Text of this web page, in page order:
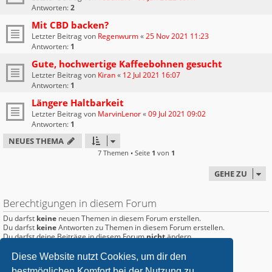
Diese Website nutzt Cookies, um dir den
Antworten:2
Mit CBD backen?
Letzter Beitrag von Regenwurm«25 Nov 2021 11:23
Antworten: 1
Gute, hochwertige Kaffeebohnen gesucht
Letzter Beitrag von Kiran« 12 Jul 2021 16:07
Antworten: 1
Längere Haltbarkeit
Letzter Beitrag von MarvinLenor«09 Jul 2021 09:02
Antworten: 1
NEUES THEMA
7 Themen • Seite 1 von 1
GEHE ZU
Berechtigungen in diesem Forum
Du darfst keine neuen Themen in diesem Forum erstellen.
Du darfst keineAntworten zu Themen in diesem Forum erstellen.
Du darfst deine Beiträge in diesem Forumnichtändern.
Du darfstkeineDateianhänge in diesem Forum erstellen.